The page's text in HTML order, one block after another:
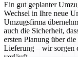
Ein gut geplanter
Wechsel in Ihre neue
Umzugsfirma
auch die Sicherheit,
ersten Planung über
Lieferung – wir sorgen